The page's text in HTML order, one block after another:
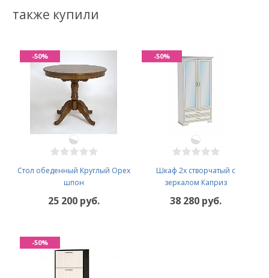
также купили
Стол обеденный Круглый Орех
шпон
25 200 руб.
-50%
Шкаф 2х створчатый с
зеркалом Каприз
38 280 руб.
-50%
-50%